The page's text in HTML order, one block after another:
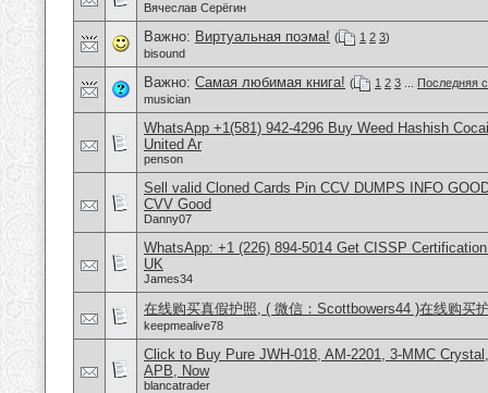
Вячеслав Серёгин
Важно: Виртуальная поэма! ( 1 2 3)
bisound
Важно: Самая любимая книга! ( 1 2 3
Последняя
musician
WhatsApp +1(581) 942-4296 Buy Weed Hashish
United Ar
penson
Sell valid Cloned Cards Pin CCV DUMPS INFO
CVV Good
Danny07
WhatsApp: +1 (226) 894-5014​ Get CISSP
UK
James34
在线购买真假护照, ( 微信：Scottbowers44 )在线购买
keepmealive78
Click to Buy Pure JWH-018, AM-2201, 3-MMC
APB, Now
blancatrader